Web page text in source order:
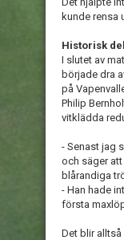
kunde rensa
Historisk
I slutet av
började dra
på
Philip
vitklädda
- Senast jag
och säger
blårandiga
- Han hade
första
Det blir